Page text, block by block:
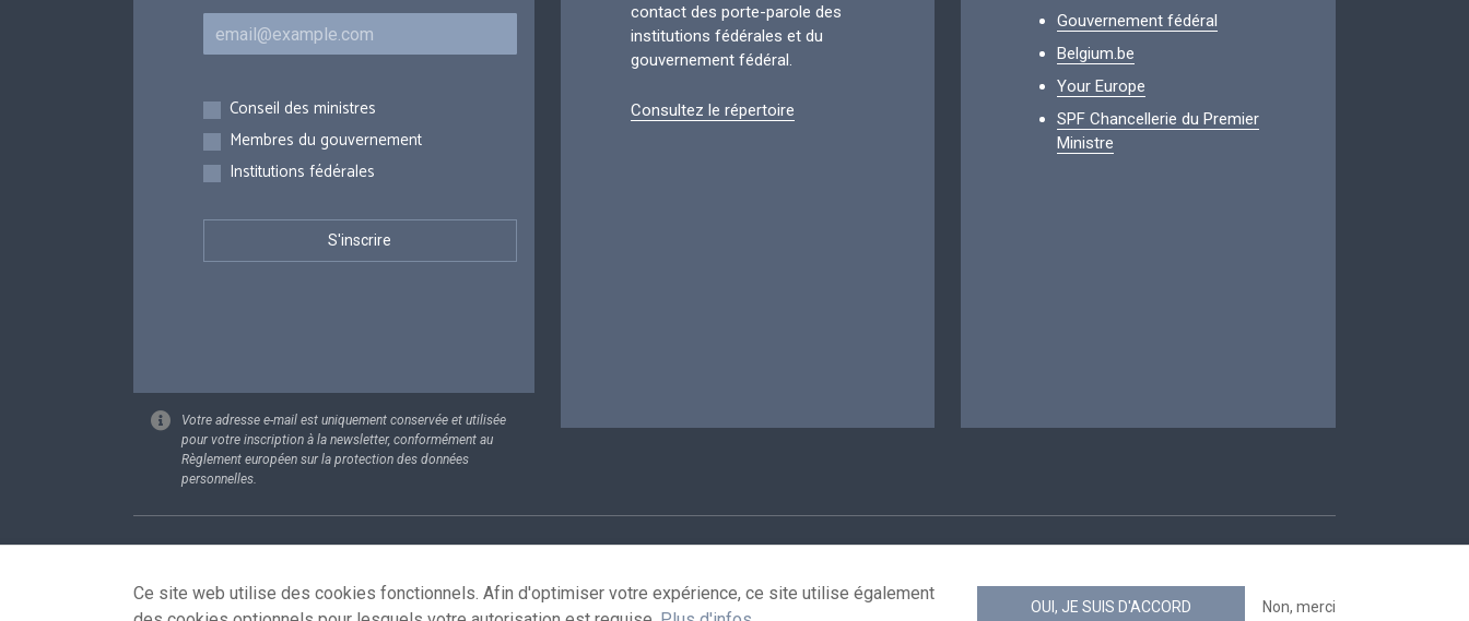
Courriel
Inscriptions
Conseil des ministres
Membres du gouvernement
Institutions fédérales
Votre adresse e-mail est uniquement conservée et utilisée
pour votre inscription à la newsletter, conformément au
Règlement européen sur la protection des données
personnelles.
contact des porte-parole des
institutions fédérales et du
gouvernement fédéral.
Consultez le répertoire
Gouvernement fédéral
Belgium.be
Your Europe
SPF Chancellerie du Premier
Ministre
Ce site web utilise des cookies fonctionnels. Afin d'optimiser votre expérience, ce site utilise également
OUI, JE SUIS D'ACCORD Non, merci